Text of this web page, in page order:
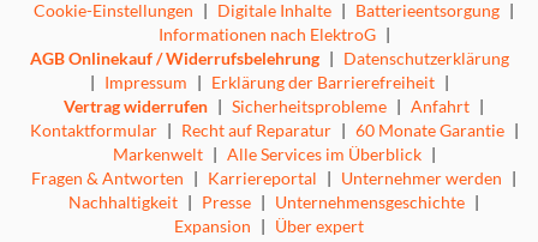
Cookie-Einstellungen | Digitale Inhalte | Batterieentsorgung |
Informationen nach ElektroG |
AGB Onlinekauf / Widerrufsbelehrung | Datenschutzerklärung
| Impressum | Erklärung der Barrierefreiheit |
Vertrag widerrufen | Sicherheitsprobleme | Anfahrt |
Kontaktformular | Recht auf Reparatur | 60 Monate Garantie |
Markenwelt | Alle Services im Überblick |
Fragen & Antworten | Karriereportal | Unternehmer werden |
Nachhaltigkeit | Presse | Unternehmensgeschichte |
Expansion | Über expert